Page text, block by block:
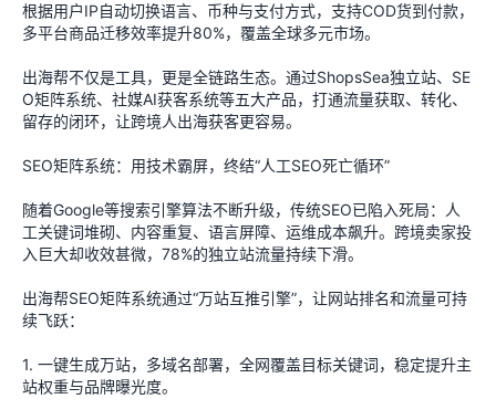
根据用户IP自动切换语言、币种与支付方式，支持COD货到付款，
多平台商品迁移效率提升80%，覆盖全球多元市场。
出海帮不仅是工具，更是全链路生态。通过ShopsSea独立站、SE
O矩阵系统、社媒AI获客系统等五大产品，打通流量获取、转化、
留存的闭环，让跨境人出海获客更容易。
SEO矩阵系统：用技术霸屏，终结“人工SEO死亡循环”
随着Google等搜索引擎算法不断升级，传统SEO已陷入死局：人
工关键词堆砌、内容重复、语言屏障、运维成本飙升。跨境卖家投
入巨大却收效甚微，78%的独立站流量持续下滑。
出海帮SEO矩阵系统通过“万站互推引擎”，让网站排名和流量可持
续飞跃：
1. 一键生成万站，多域名部署，全网覆盖目标关键词，稳定提升主
站权重与品牌曝光度。